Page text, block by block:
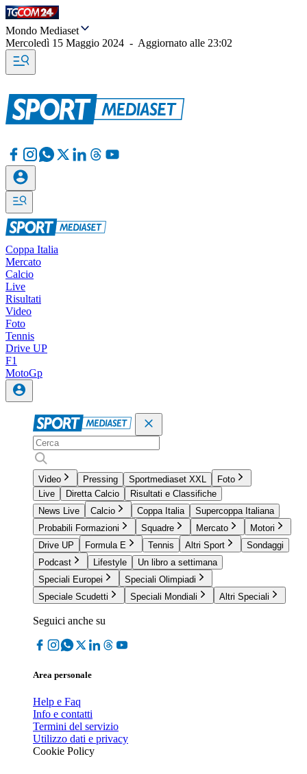
Mondo Mediaset
Mercoledì 15 Maggio 2024 - Aggiornato alle 23:02
Coppa Italia
Mercato
Calcio
Live
Risultati
Video
Foto
Tennis
Drive UP
F1
MotoGp
Video Pressing Sportmediaset XXL
Foto
Live
Diretta Calcio
Risultati e Classifiche
News Live
Calcio Coppa Italia
Supercoppa Italiana
Probabili Formazioni
Squadre Mercato
Motori
Drive UP
Formula E Tennis Altri Sport
Sondaggi
Podcast
Lifestyle
Un libro a settimana
Speciali Europei
Speciali Olimpiadi
Speciale Scudetti
Speciali Mondiali Altri Speciali
Seguici anche su
Area personale
Help e Faq
Info e contatti
Termini del servizio
Utilizzo dati e privacy
Cookie Policy